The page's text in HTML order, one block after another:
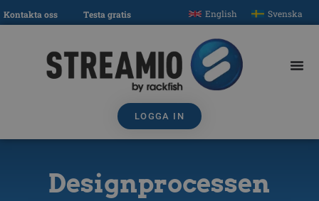
Kontakta oss Testa gratis English Svenska
LOGGA IN
Designprocessen